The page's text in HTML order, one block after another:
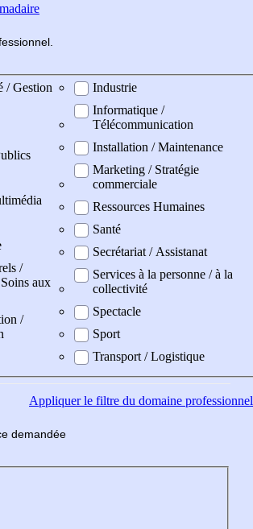
/ Gestion
/
aux
/
Industrie
Informatique /
Télécommunication
Installation / Maintenance
Marketing / Stratégie
commerciale
Ressources Humaines
Santé
Secrétariat / Assistanat
Services à la personne / à la
collectivité
Spectacle
Sport
Transport / Logistique
Appliquerle filtre du domaine professionnel
demandée